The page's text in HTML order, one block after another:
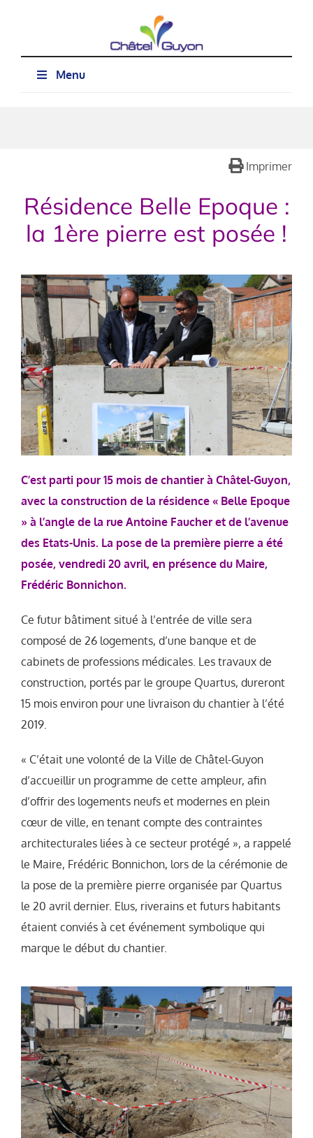
Menu
Imprimer
Résidence Belle Epoque :
la 1ère pierre est posée !
C’est parti pour 15 mois de chantier à Châtel-Guyon,
avec la construction de la résidence « Belle Epoque
» à l’angle de la rue Antoine Faucher et de l’avenue
des Etats-Unis. La pose de la première pierre a été
posée, vendredi 20 avril, en présence du Maire,
Frédéric Bonnichon.
Ce futur bâtiment situé à l’entrée de ville sera
composé de 26 logements, d’une banque et de
cabinets de professions médicales. Les travaux de
construction, portés par le groupe Quartus, dureront
15 mois environ pour une livraison du chantier à l’été
2019.
« C’était une volonté de la Ville de Châtel-Guyon
d’accueillir un programme de cette ampleur, afin
d’offrir des logements neufs et modernes en plein
cœur de ville, en tenant compte des contraintes
architecturales liées à ce secteur protégé », a rappelé
le Maire, Frédéric Bonnichon, lors de la cérémonie de
la pose de la première pierre organisée par Quartus
le 20 avril dernier. Elus, riverains et futurs habitants
étaient conviés à cet événement symbolique qui
marque le début du chantier.